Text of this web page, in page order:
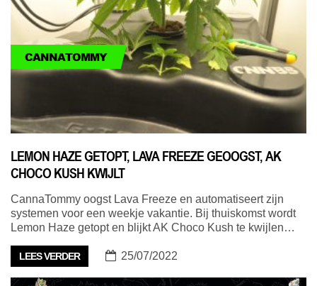
CANNATOMMY
LEMON HAZE GETOPT, LAVA FREEZE GEOOGST, AK
CHOCO KUSH KWIJLT
CannaTommy oogst Lava Freeze en automatiseert zijn
systemen voor een weekje vakantie. Bij thuiskomst wordt
Lemon Haze getopt en blijkt AK Choco Kush te kwijlen…
LEES VERDER 25/07/2022